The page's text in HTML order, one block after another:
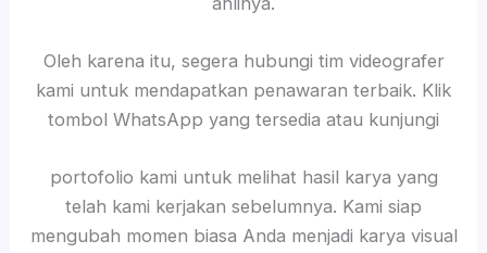
Oleh karena itu, segera hubungi tim videografer
kami untuk mendapatkan penawaran terbaik. Klik
tombol WhatsApp yang tersedia atau kunjungi
portofolio kami untuk melihat hasil karya yang
telah kami kerjakan sebelumnya. Kami siap
mengubah momen biasa Anda menjadi karya visual